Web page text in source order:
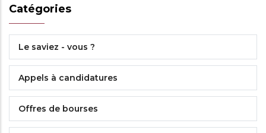
Catégories
Le saviez - vous ?
Appels à candidatures
Offres de bourses